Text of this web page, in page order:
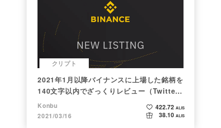
クリプト
2021年1月以降バイナンスに上場した銘柄を
140文字以内でざっくりレビュー（Twitter
向け情報まとめ）
Konbu
2021/03/16
422.72 ALIS
38.10 ALIS